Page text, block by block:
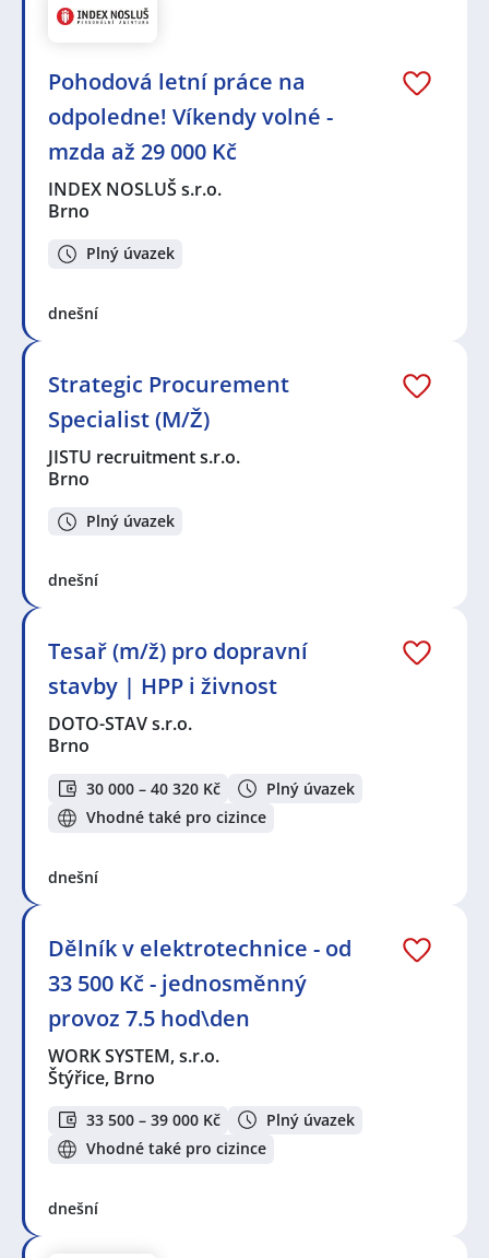
Pohodová letní práce na
odpoledne! Víkendy volné -
mzda až 29 000 Kč
INDEX NOSLUŠ s.r.o.
Brno
Plný úvazek
dnešní
Strategic Procurement
Specialist (M/Ž)
JISTU recruitment s.r.o.
Brno
Plný úvazek
dnešní
Tesař (m/ž) pro dopravní
stavby | HPP i živnost
DOTO-STAV s.r.o.
Brno
30 000 – 40 320 Kč
Plný úvazek
Vhodné také pro cizince
dnešní
Dělník v elektrotechnice - od
33 500 Kč - jednosměnný
provoz 7.5 hod\den
WORK SYSTEM, s.r.o.
Štýřice, Brno
33 500 – 39 000 Kč
Plný úvazek
Vhodné také pro cizince
dnešní